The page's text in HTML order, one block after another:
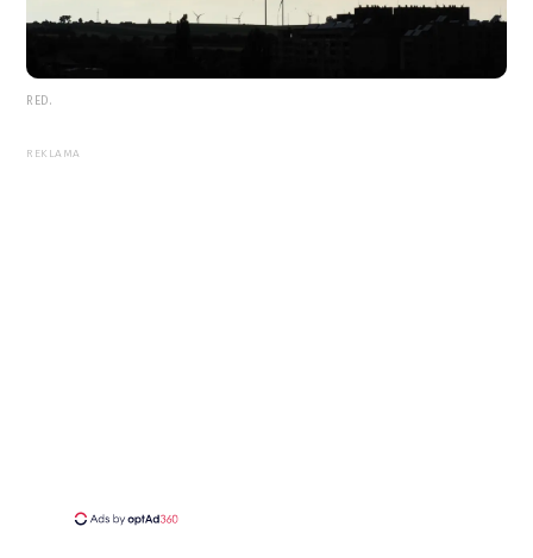
RED.
REKLAMA